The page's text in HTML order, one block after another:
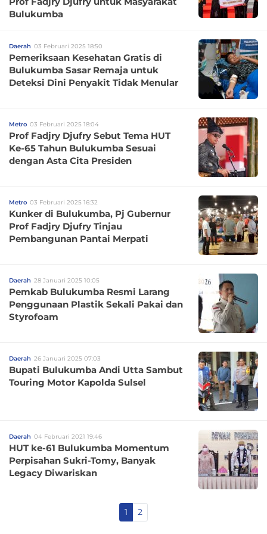
Bulukumba
Daerah 03 Februari 2025 18:50
Pemeriksaan Kesehatan Gratis di
Bulukumba Sasar Remaja untuk
Deteksi Dini Penyakit Tidak Menular
Metro 03 Februari 2025 18:04
Prof Fadjry Djufry Sebut Tema HUT
Ke-65 Tahun Bulukumba Sesuai
dengan Asta Cita Presiden
Metro 03 Februari 2025 16:32
Kunker di Bulukumba, Pj Gubernur
Prof Fadjry Djufry Tinjau
Pembangunan Pantai Merpati
Daerah 28 Januari 2025 10:05
Pemkab Bulukumba Resmi Larang
Penggunaan Plastik Sekali Pakai dan
Styrofoam
Daerah 26 Januari 2025 07:03
Bupati Bulukumba Andi Utta Sambut
Touring Motor Kapolda Sulsel
Daerah 04 Februari 2021 19:46
HUT ke-61 Bulukumba Momentum
Perpisahan Sukri-Tomy, Banyak
Legacy Diwariskan
1 2